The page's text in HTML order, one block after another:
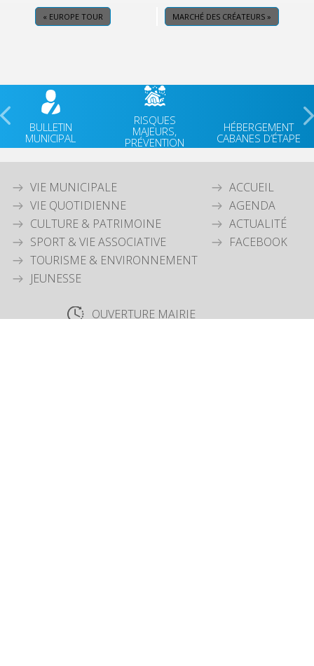
« EUROPE TOUR MARCHÉ DES CRÉATEURS »
BULLETIN
MUNICIPAL
RISQUES
MAJEURS,
PRÉVENTION
HÉBERGEMENT
CABANES D’ÉTAPE
VIE MUNICIPALE
VIE QUOTIDIENNE
CULTURE & PATRIMOINE
SPORT & VIE ASSOCIATIVE
TOURISME & ENVIRONNEMENT
JEUNESSE
ACCUEIL
AGENDA
ACTUALITÉ
FACEBOOK
OUVERTURE MAIRIE